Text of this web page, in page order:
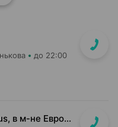
до 22:00
ул. Есенина, д. 76-1 (ТЦ Maximus, в м-не Евроопт Super)